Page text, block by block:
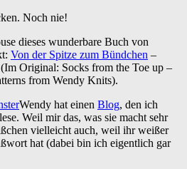
Noch nie!
dieses wunderbare Buch von
Von der Spitze zum Bündchen –
Original: Socks from the Toe up –
from Wendy Knits).
Wendy hat einen Blog, den ich
Weil mir das, was sie macht sehr
vielleicht auch, weil ihr weißer
hat (dabei bin ich eigentlich gar